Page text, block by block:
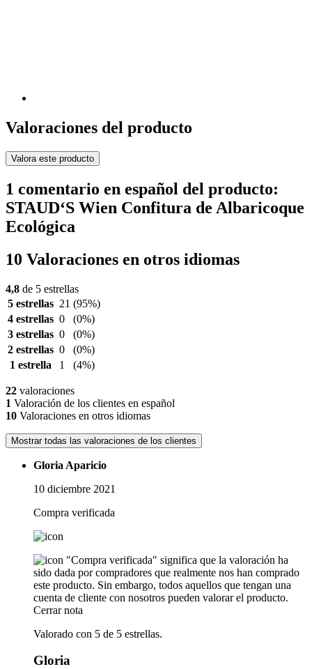
Valoraciones del producto
Valora este producto
1 comentario en español del producto:
STAUD‘S Wien Confitura de Albaricoque
Ecológica
10 Valoraciones en otros idiomas
4,8 de 5 estrellas
5 estrellas 21 (95%)
4 estrellas 0
(0%)
3 estrellas 0
(0%)
2 estrellas 0
(0%)
1 estrella
1 (4%)
22 valoraciones
1 Valoración de los clientes en español
10 Valoraciones en otros idiomas
Mostrar todas las valoraciones de los clientes
Gloria Aparicio
10 diciembre 2021
Compra verificada
"Compra verificada" significa que la valoración ha
sido dada por compradores que realmente nos han comprado
este producto. Sin embargo, todos aquellos que tengan una
cuenta de cliente con nosotros pueden valorar el producto.
Cerrar nota
Valorado con 5 de 5 estrellas.
Gloria